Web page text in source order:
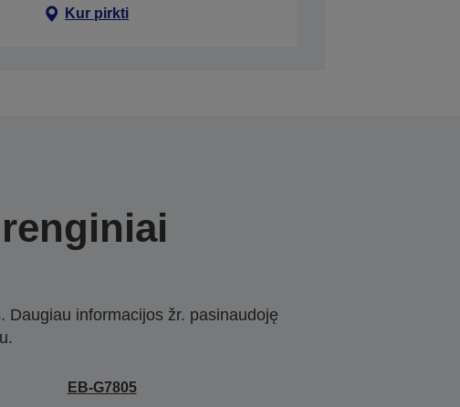
Kur pirkti
informacijos žr. pasinaudoję
EB-G7805